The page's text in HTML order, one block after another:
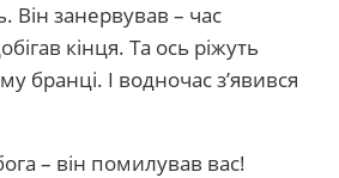
Він занервував – час
кінця. Та ось ріжуть
бранці. І водночас з’явився
– він помилував вас!